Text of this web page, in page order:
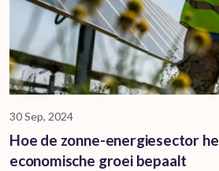
30 Sep, 2024
Hoe de zonne-energiesector
economische groei bepaalt